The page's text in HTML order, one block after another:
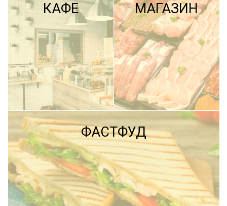
ПОДРОБНЕЕ
КАФЕ МАГАЗИН
ФАСТФУД